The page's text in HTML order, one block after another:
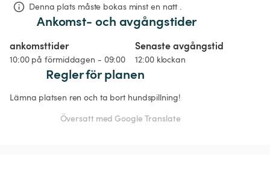
Denna plats måste bokas minst en natt .
Ankomst- och avgångstider
ankomsttider
10:00 på förmiddagen - 09:00
Senaste avgångstid
12:00 klockan
Regler för planen
Lämna platsen ren och ta bort hundspillning!
Översatt med Google Translate